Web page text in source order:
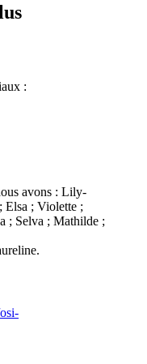
:
avons : Lily-
Elsa ; Violette ;
; Selva ; Mathilde ;